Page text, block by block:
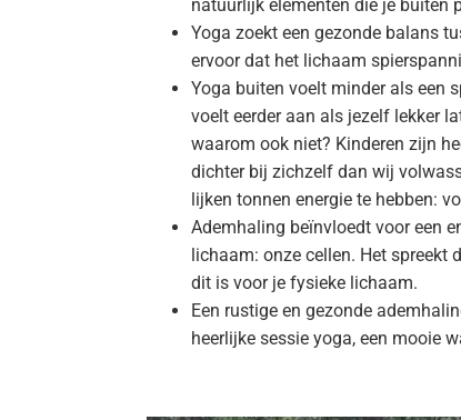
natuurlijk elementen die je buiten
Yoga zoekt een gezonde balans
ervoor dat het lichaam
Yoga buiten voelt minder als een
voelt eerder aan als jezelf lekker
waarom ook niet? Kinderen zijn
dichter bij zichzelf dan wij
lijken tonnen energie te hebben:
Ademhaling beïnvloedt voor een
lichaam: onze cellen. Het spreekt
dit is voor je fysieke lichaam.
Een rustige en gezonde
heerlijke sessie yoga, een mooie